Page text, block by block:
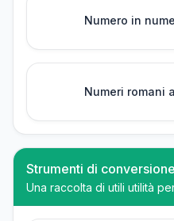
Numero in
Numeri romani
Strumenti di
Una raccolta di utili utilità